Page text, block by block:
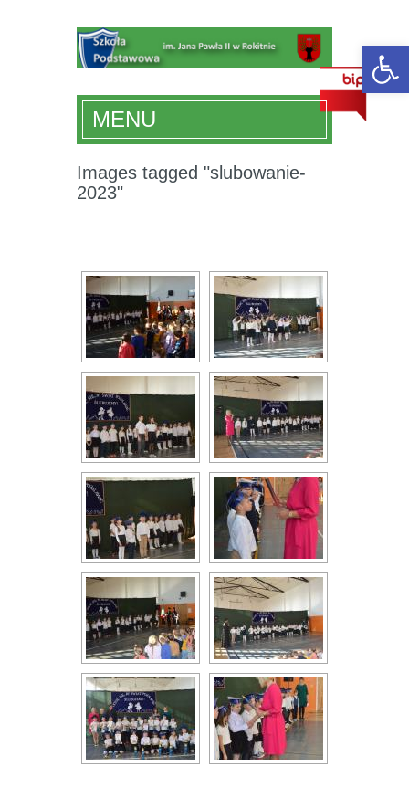
MENU
Images tagged "slubowanie-
2023"